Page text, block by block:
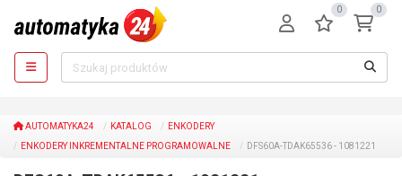
0 0
AUTOMATYKA24 KATALOG
ENKODERY
ENKODERY INKREMENTALNE PROGRAMOWALNE
DFS60A-TDAK65536 - 1081221